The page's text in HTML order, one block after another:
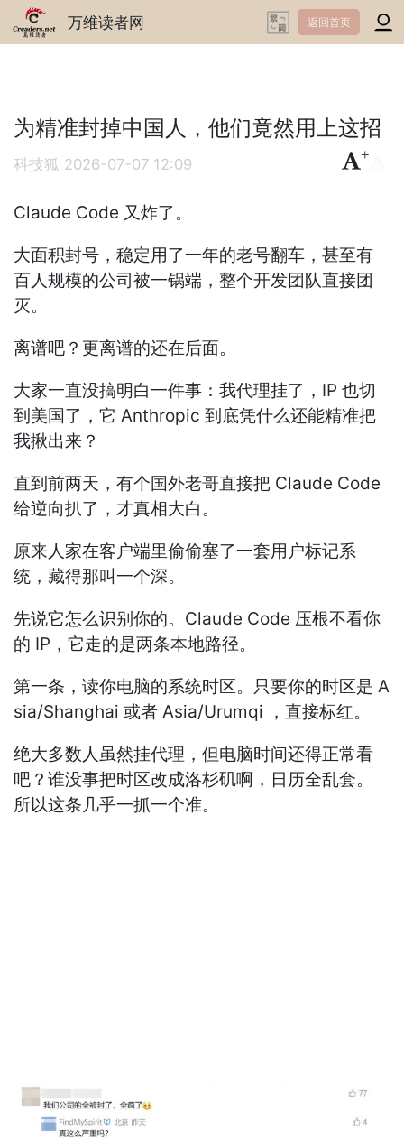
万维读者网 返回首页
为精准封掉中国人，他们竟然用上这招
科技狐 2026-07-07 12:09
+
Claude Code 又炸了。
大面积封号，稳定用了一年的老号翻车，甚至有
百人规模的公司被一锅端，整个开发团队直接团
灭。
离谱吧？更离谱的还在后面。
大家一直没搞明白一件事：我代理挂了，IP 也切
到美国了，它 Anthropic 到底凭什么还能精准把
我揪出来？
直到前两天，有个国外老哥直接把 Claude Code
给逆向扒了，才真相大白。
原来人家在客户端里偷偷塞了一套用户标记系
统，藏得那叫一个深。
先说它怎么识别你的。Claude Code 压根不看你
的 IP，它走的是两条本地路径。
第一条，读你电脑的系统时区。只要你的时区是 A
sia/Shanghai 或者 Asia/Urumqi ，直接标红。
绝大多数人虽然挂代理，但电脑时间还得正常看
吧？谁没事把时区改成洛杉矶啊，日历全乱套。
所以这条几乎一抓一个准。